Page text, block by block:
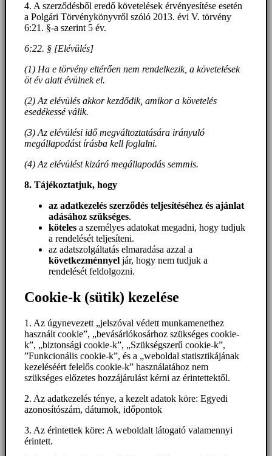
4. A szerződésből eredő követelések érvényesítése esetén
a Polgári Törvénykönyvről szóló 2013. évi V. törvény
6:21. §-a szerint 5 év.
6:22. § [Elévülés]
(1) Ha e törvény eltérően nem rendelkezik, a követelések
öt év alatt évülnek el.
(2) Az elévülés akkor kezdődik, amikor a követelés
esedékessé válik.
(3) Az elévülési idő megváltoztatására irányuló
megállapodást írásba kell foglalni.
(4) Az elévülést kizáró megállapodás semmis.
8. Tájékoztatjuk, hogy
az adatkezelés szerződés teljesítéséhez és ajánlat
adásához szükséges.
köteles a személyes adatokat megadni, hogy tudjuk
a rendelését teljesíteni.
az adatszolgáltatás elmaradása azzal a
következménnyel jár, hogy nem tudjuk a
rendelését feldolgozni.
Cookie-k (sütik) kezelése
1. Az úgynevezett „jelszóval védett munkamenethez
használt cookie”, „bevásárlókosárhoz szükséges cookie-
k”, „biztonsági cookie-k”, „Szükségszerű cookie-k”,
”Funkcionális cookie-k”, és a „weboldal statisztikájának
kezeléséért felelős cookie-k” használatához nem
szükséges előzetes hozzájárulást kérni az érintettektől.
2. Az adatkezelés ténye, a kezelt adatok köre: Egyedi
azonosítószám, dátumok, időpontok
3. Az érintettek köre: A weboldalt látogató valamennyi
érintett.